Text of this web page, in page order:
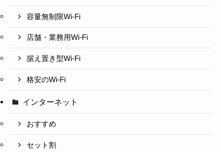
容量無制限Wi-Fi
店舗・業務用Wi-Fi
据え置き型Wi-Fi
格安のWi-Fi
インターネット
おすすめ
セット割